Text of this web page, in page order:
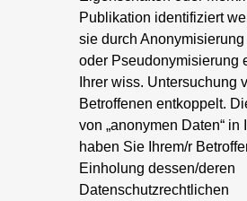
Publikation identifiziert
sie durch
oder Pseudonymisierung
Ihrer wiss. Untersuchung
Betroffenen entkoppelt.
von „anonymen Daten“ in
haben Sie Ihrem/r
Einholung dessen/deren
Datenschutzrechtlichen